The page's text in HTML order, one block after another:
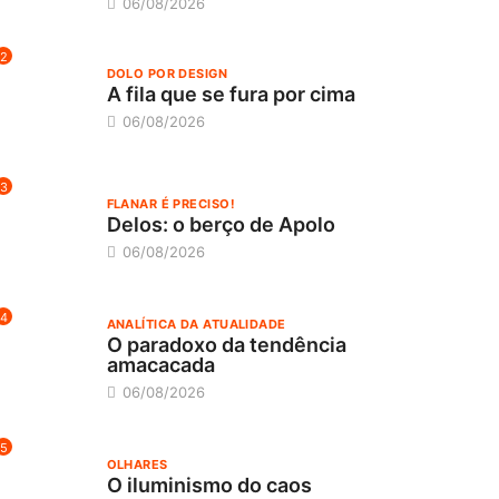
2
DOLO POR DESIGN
A fila que se fura por cima
06/08/2026
3
FLANAR É PRECISO!
Delos: o berço de Apolo
06/08/2026
4 ANALÍTICA DA ATUALIDADE
O paradoxo da tendência
amacacada
06/08/2026
5
OLHARES
O iluminismo do caos